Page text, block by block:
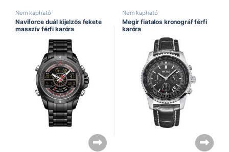
Nem kapható
Naviforce duál kijelzős fekete
masszív férfi karóra
Nem kapható
Megir fiatalos kronográf férfi
karóra